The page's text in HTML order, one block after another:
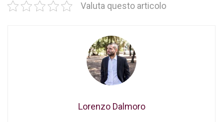
Valuta questo articolo
Lorenzo Dalmoro